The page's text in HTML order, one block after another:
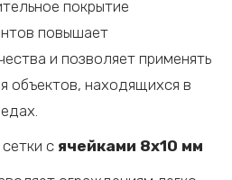
покрытие
повышает
и позволяет применять
объектов, находящихся в
с ячейками 8х10 мм